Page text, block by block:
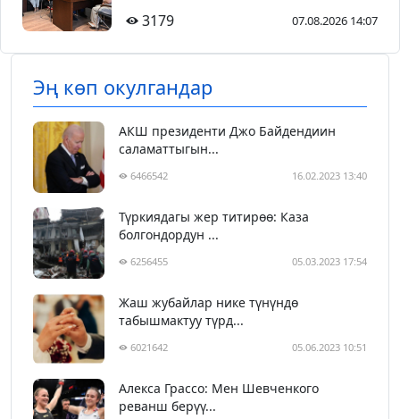
3179 07.08.2026 14:07
Эң көп окулгандар
АКШ президенти Джо Байдендиин
саламаттыгын...
6466542 16.02.2023 13:40
Түркиядагы жер титирөө: Каза
болгондордун ...
6256455 05.03.2023 17:54
Жаш жубайлар нике түнүндө
табышмактуу түрд...
6021642 05.06.2023 10:51
Алекса Грассо: Мен Шевченкого
реванш берүү...